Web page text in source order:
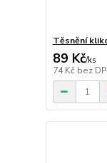
Těsnění
89 Kč/ks
74 Kč bez